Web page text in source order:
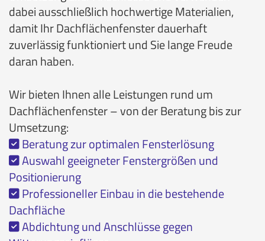
dabei ausschließlich hochwertige Materialien,
damit Ihr Dachflächenfenster dauerhaft
zuverlässig funktioniert und Sie lange Freude
daran haben.
Wir bieten Ihnen alle Leistungen rund um
Dachflächenfenster – von der Beratung bis zur
Umsetzung:
 Beratung zur optimalen Fensterlösung
Auswahl geeigneter Fenstergrößen und
Positionierung
 Professioneller Einbau in die bestehende
Dachfläche
Abdichtung und Anschlüsse gegen